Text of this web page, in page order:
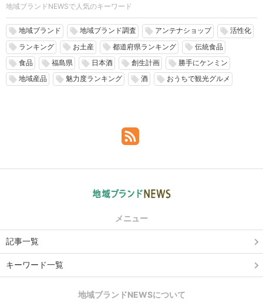
地域ブランドNEWSで人気のキーワード
local_offer 地域ブランド local_offer 地域ブランド調査 local_offer アンテナショップ local_offer 活性化
local_offer ランキング local_offer お土産 local_offer 都道府県ランキング local_offer 伝統食品
local_offer 食品 local_offer 福島県 local_offer 日本酒 local_offer 創生計画 local_offer 勝手にケンミン
local_offer 地域産品 local_offer 魅力度ランキング local_offer 酒 local_offer おうちで観光グルメ
メニュー
記事一覧
キーワード一覧
地域ブランドNEWSについて